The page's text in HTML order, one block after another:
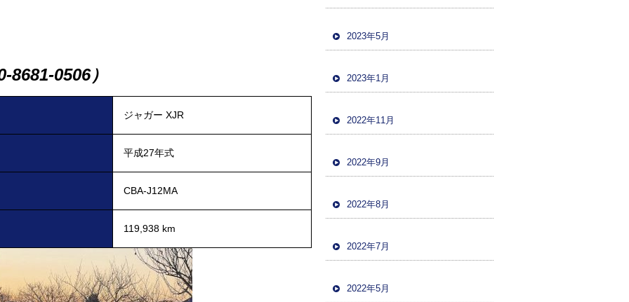
8681-0506）
ジャガー XJR
平成27年式
CBA-J12MA
119,938 km
2023年5月
2023年1月
2022年11月
2022年9月
2022年8月
2022年7月
2022年5月